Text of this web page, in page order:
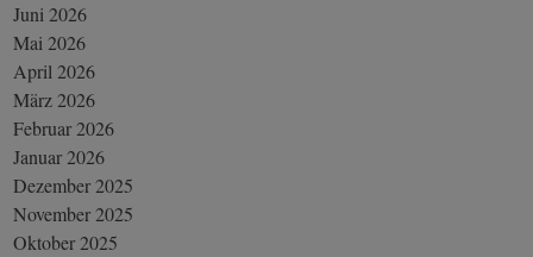
Juni 2026
Mai 2026
April 2026
März 2026
Februar 2026
Januar 2026
Dezember 2025
November 2025
Oktober 2025